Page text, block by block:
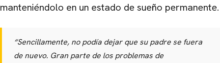
manteniéndolo en un estado de sueño permanente.
“Sencillamente, no podía dejar que su padre se fuera
de nuevo. Gran parte de los problemas de